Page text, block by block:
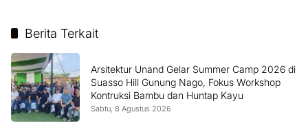
Berita Terkait
Arsitektur Unand Gelar Summer Camp 2026 di
Suasso Hill Gunung Nago, Fokus Workshop
Kontruksi Bambu dan Huntap Kayu
Sabtu, 8 Agustus 2026